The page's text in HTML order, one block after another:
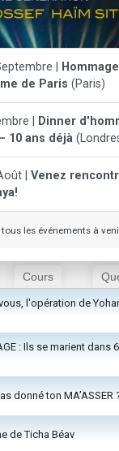
|
de Paris (Paris)
|
Dinner
10 ans déjà
| Venez
tous les événements à
Cours
l'opération de
: Ils se marient dans
donné ton MA’ASSER
de Ticha Béav